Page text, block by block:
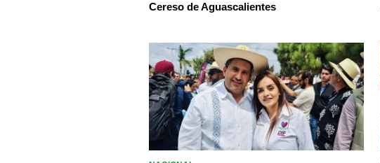
Cereso de Aguascalientes